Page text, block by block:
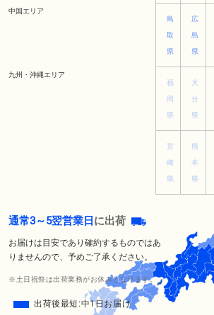
中国エリア
鳥
取
県
広
島
県
九州・沖縄エリア
福
岡
県
大
分
県
宮
崎
県
熊
本
県
通常3～5翌営業日 に出荷
お届けは目安であり確約するものではあ
りませんので、予めご了承ください。
※土日祝祭は出荷業務がお休みとなります。
出荷後最短:中1日お届け